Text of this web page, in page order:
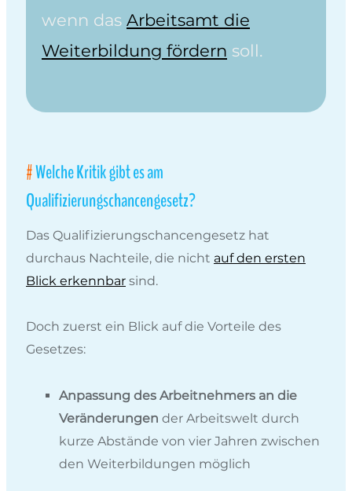
wenn das Arbeitsamt die
Weiterbildung fördern soll.
Welche Kritik gibt es am
Qualifizierungschancengesetz?
Das Qualifizierungschancengesetz hat
durchaus Nachteile, die nicht auf den ersten
Blick erkennbar sind.
Doch zuerst ein Blick auf die Vorteile des
Gesetzes:
Anpassung des Arbeitnehmers an die
Veränderungen der Arbeitswelt durch
kurze Abstände von vier Jahren zwischen
den Weiterbildungen möglich